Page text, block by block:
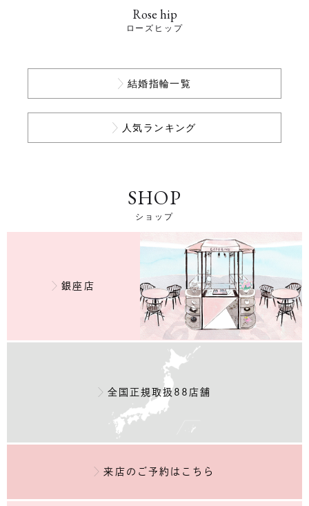
Rose hip
ローズヒップ
結婚指輪一覧
人気ランキング
SHOP
ショップ
銀座店
全国正規取扱88店舗
来店のご予約 はこちら